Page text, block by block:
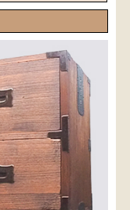
ん。
によって異なり
」を選択いた
。
】